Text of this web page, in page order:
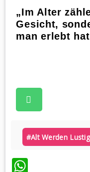
„Im Alter
Gesicht,
man erlebt
#alt Werden Lustig